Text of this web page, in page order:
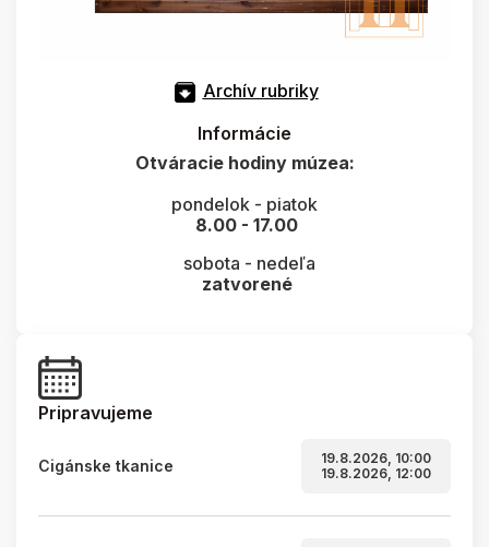
Archív rubriky
Informácie
Otváracie hodiny múzea:
pondelok - piatok
8.00 - 17.00
sobota - nedeľa
zatvorené
Pripravujeme
Cigánske tkanice
19.8.2026, 10:00
19.8.2026, 12:00